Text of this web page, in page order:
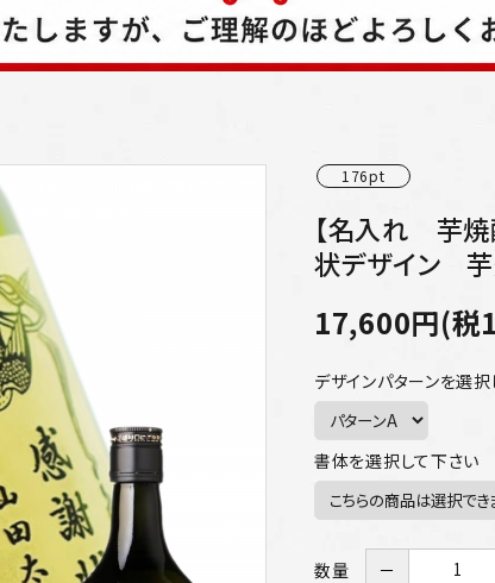
176pt
【名入れ 芋焼
状デザイン 芋
17,600円(税
デザインパターンを選
書体を選択して下さい
数量 －